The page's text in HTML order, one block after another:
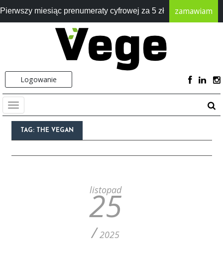
Pierwszy miesiąc prenumeraty cyfrowej za 5 zł zamawiam
Logowanie
TAG: THE VEGAN
listopad
25
/ 2025